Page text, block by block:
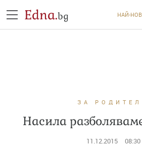
Edna.bg НАЙ-
ЗА
Насила
11.12.2015 08:30